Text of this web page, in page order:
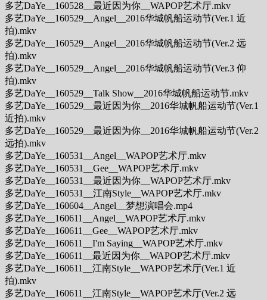
多艺DaYe__160528__最近因为你__WAPOP艺术厅.mkv
多艺DaYe__160529__Angel__2016华城帆船运动节(Ver.1 近
拍).mkv
多艺DaYe__160529__Angel__2016华城帆船运动节(Ver.2 远
拍).mkv
多艺DaYe__160529__Angel__2016华城帆船运动节(Ver.3 仰
拍).mkv
多艺DaYe__160529__Talk Show__2016华城帆船运动节.mkv
多艺DaYe__160529__最近因为你__2016华城帆船运动节(Ver.1
近拍).mkv
多艺DaYe__160529__最近因为你__2016华城帆船运动节(Ver.2
远拍).mkv
多艺DaYe__160531__Angel__WAPOP艺术厅.mkv
多艺DaYe__160531__Gee__WAPOP艺术厅.mkv
多艺DaYe__160531__最近因为你__WAPOP艺术厅.mkv
多艺DaYe__160531__江南Style__WAPOP艺术厅.mkv
多艺DaYe__160604__Angel__梦想演唱会.mp4
多艺DaYe__160611__Angel__WAPOP艺术厅.mkv
多艺DaYe__160611__Gee__WAPOP艺术厅.mkv
多艺DaYe__160611__I'm Saying__WAPOP艺术厅.mkv
多艺DaYe__160611__最近因为你__WAPOP艺术厅.mkv
多艺DaYe__160611__江南Style__WAPOP艺术厅(Ver.1 近
拍).mkv
多艺DaYe__160611__江南Style__WAPOP艺术厅(Ver.2 远